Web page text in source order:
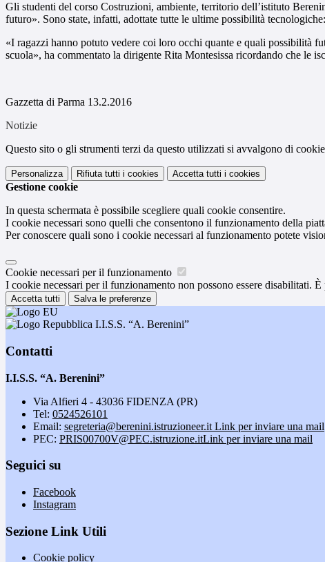
Gli studenti del corso Costruzioni, ambiente, territorio dell’istituto
futuro». Sono state, infatti, adottate tutte le ultime possibilità
«I ragazzi hanno potuto vedere coi loro occhi quante e quali possibilità
scuola», ha commentato la dirigente Rita Montesissa ricordando che le
Gazzetta di Parma 13.2.2016
Notizie
Questo sito o gli strumenti terzi da questo utilizzati si avvalgono di
Personalizza Rifiuta tutti i cookies Accetta tutti i cookies
Gestione cookie
In questa schermata è possibile scegliere quali cookie consentire.
I cookie necessari sono quelli che consentono il funzionamento della
Per conoscere quali sono i cookie necessari al funzionamento potete
Cookie necessari per il funzionamento
I cookie necessari per il funzionamento non possono essere disabilitati.
Accetta tutti Salva le preferenze
I.I.S.S. “A. Berenini”
Contatti
I.I.S.S. “A. Berenini”
Via Alfieri 4 - 43036 FIDENZA (PR)
Tel: 0524526101
Email: segreteria@berenini.istruzioneer.it Link per inviare una mail
PEC: PRIS00700V@PEC.istruzione.itLink per inviare una mail
Seguici su
Facebook
Instagram
Sezione Link Utili
Cookie policy